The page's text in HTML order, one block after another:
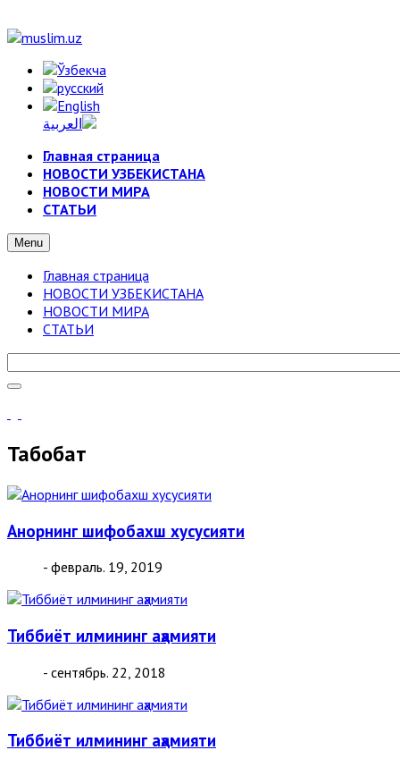
Главная страница
НОВОСТИ УЗБЕКИСТАНА
НОВОСТИ МИРА
СТАТЬИ
Menu
Главная страница
НОВОСТИ УЗБЕКИСТАНА
НОВОСТИ МИРА
СТАТЬИ
Табобат
Анорнинг шифобахш хусусияти
- февраль. 19, 2019
Тиббиёт илмининг аҳамияти
- сентябрь. 22, 2018
Тиббиёт илмининг аҳамияти